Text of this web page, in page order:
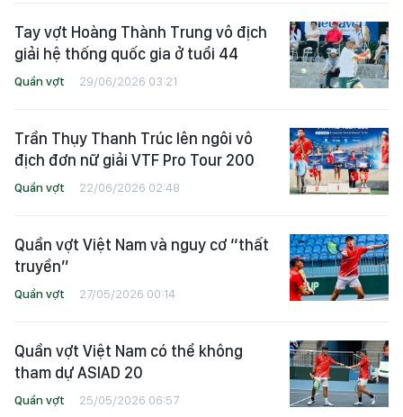
Tay vợt Hoàng Thành Trung vô địch
giải hệ thống quốc gia ở tuổi 44
Quần vợt 29/06/2026 03:21
Trần Thụy Thanh Trúc lên ngôi vô
địch đơn nữ giải VTF Pro Tour 200
Quần vợt 22/06/2026 02:48
Quần vợt Việt Nam và nguy cơ “thất
truyền”
Quần vợt 27/05/2026 00:14
Quần vợt Việt Nam có thể không
tham dự ASIAD 20
Quần vợt 25/05/2026 06:57